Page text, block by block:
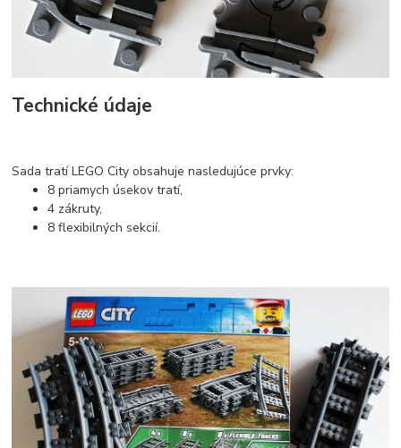
Technické údaje
Sada tratí LEGO City obsahuje nasledujúce prvky:
8 priamych úsekov tratí,
4 zákruty,
8 flexibilných sekcií.